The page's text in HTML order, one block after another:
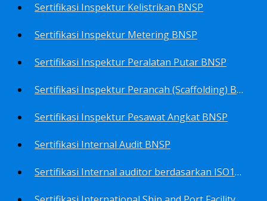
Sertifikasi Inspektur Kelistrikan BNSP
Sertifikasi Inspektur Metering BNSP
Sertifikasi Inspektur Peralatan Putar BNSP
Sertifikasi Inspektur Perancah (Scaffolding) BNSP
Sertifikasi Inspektur Pesawat Angkat BNSP
Sertifikasi Internal Audit BNSP
Sertifikasi Internal auditor berdasarkan ISO17025.2017 Pedoman Panduan Mutu&Prosedur Laboratorium BNSP